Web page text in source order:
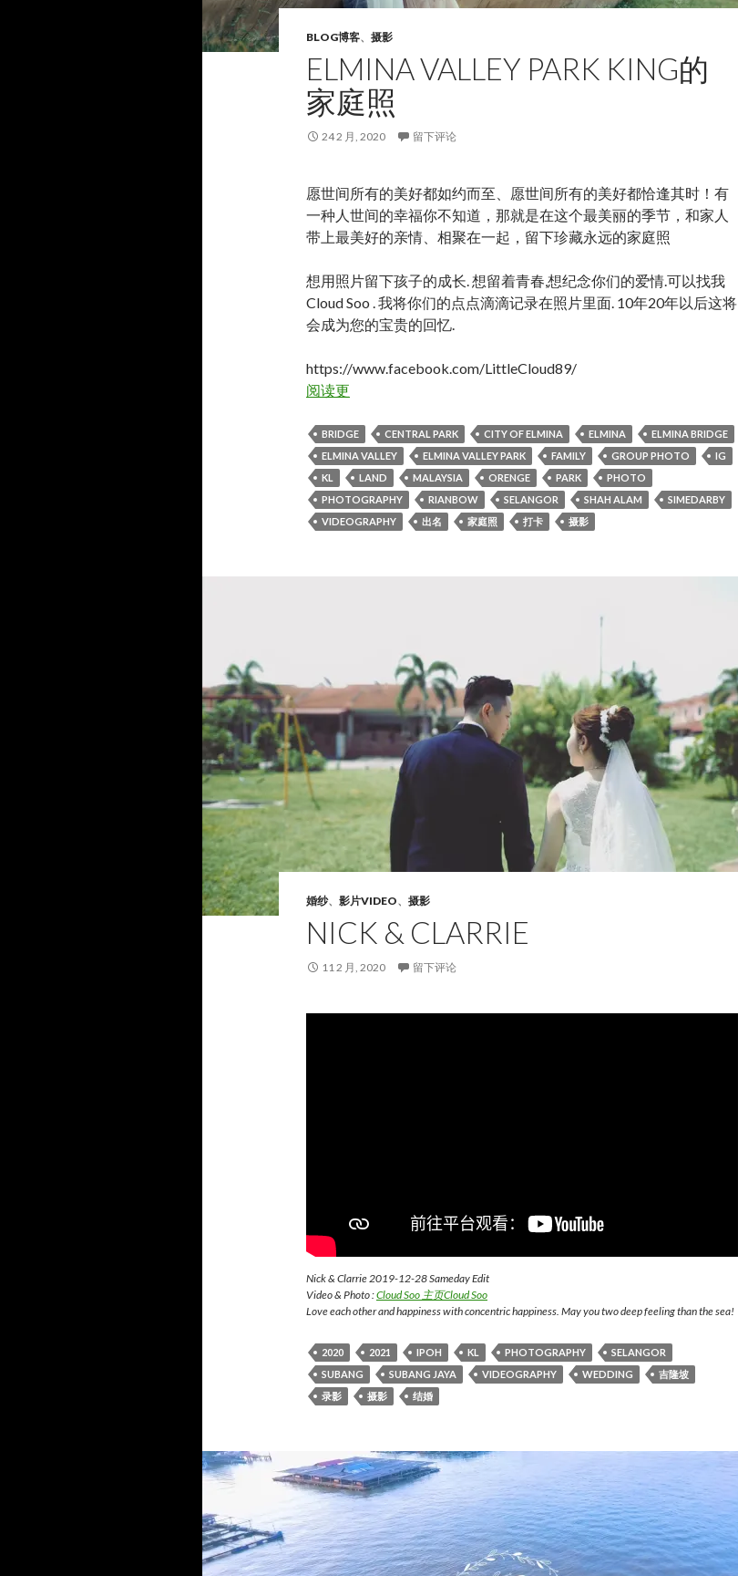
BLOG博客、 摄影
ELMINA VALLEY PARK KING的
家庭照
24 2 月, 2020 留下评论
愿世间所有的美好都如约而至、愿世间所有的美好都恰逢其时！有
一种人世间的幸福你不知道，那就是在这个最美丽的季节，和家人
带上最美好的亲情、相聚在一起，留下珍藏永远的家庭照
想用照片留下孩子的成长. 想留着青春,想纪念你们的爱情.可以找我
Cloud Soo . 我将你们的点点滴滴记录在照片里面. 10年20年以后这将
会成为您的宝贵的回忆.
https://www.facebook.com/LittleCloud89/
阅读更
BRIDGE CENTRAL PARK CITY OF ELMINA ELMINA
ELMINA BRIDGE
ELMINA VALLEY
ELMINA VALLEY PARK FAMILY GROUP PHOTO
IG
KL
LAND MALAYSIA ORENGE PARK
PHOTO
PHOTOGRAPHY
RIANBOW SELANGOR SHAH ALAM
SIMEDARBY
VIDEOGRAPHY
出名 家庭照 打卡 摄影
婚纱、 影片VIDEO、 摄影
NICK & CLARRIE
11 2 月, 2020 留下评论
Nick & Clarrie 2019-12-28 Sameday Edit
Video & Photo :Cloud Soo 主页Cloud Soo
Love each other and happiness with concentric happiness. May you two deep feeling than the sea!
2020 2021 IPOH KL PHOTOGRAPHY
SELANGOR
SUBANG
SUBANG JAYA VIDEOGRAPHY WEDDING
吉隆坡
录影
摄影 结婚